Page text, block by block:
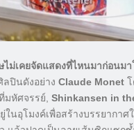
ม่เคยจัดแสดงที่ไหนมาก่อน
ลปินดังอย่าง Claude Monet
มหัศจรรย์, Shinkansen in
นอุโมงค์เพื่อสร้างบรรยากา